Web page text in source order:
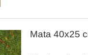
Mata 40x25